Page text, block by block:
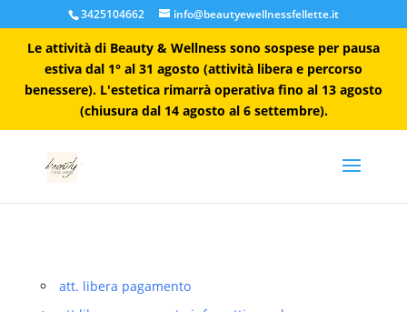
3425104662 info@beautyewellnessfellette.it
Le attività di Beauty & Wellness sono sospese per pausa
estiva dal 1° al 31 agosto (attività libera e percorso
benessere). L'estetica rimarrà operativa fino al 13 agosto
(chiusura dal 14 agosto al 6 settembre).
att. libera pagamento